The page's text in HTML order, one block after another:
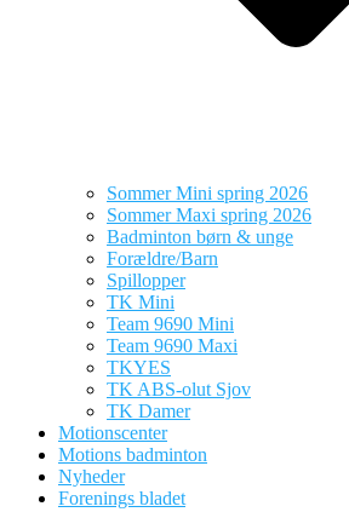
Sommer Mini spring 2026
Sommer Maxi spring 2026
Badminton børn & unge
Forældre/Barn
Spillopper
TK Mini
Team 9690 Mini
Team 9690 Maxi
TKYES
TK ABS-olut Sjov
TK Damer
Motionscenter
Motions badminton
Nyheder
Forenings bladet